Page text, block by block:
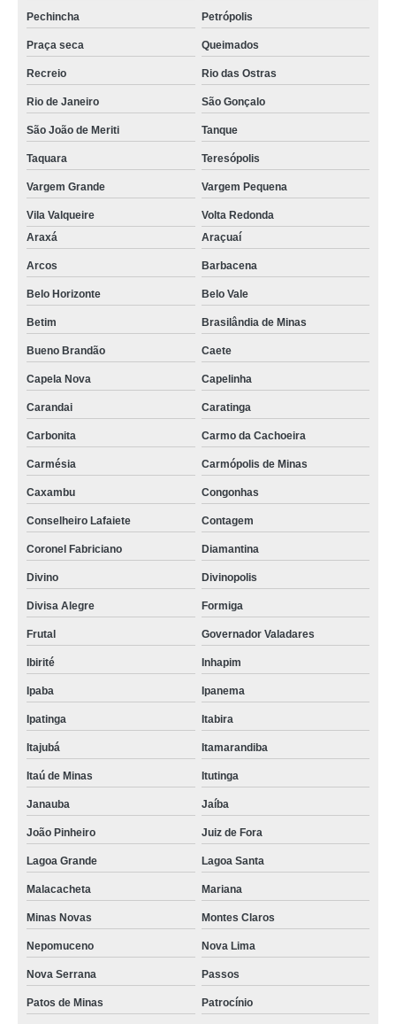
Pechincha Petrópolis
Praça seca Queimados
Recreio Rio das Ostras
Rio de Janeiro São Gonçalo
São João de Meriti Tanque
Taquara Teresópolis
Vargem Grande Vargem Pequena
Vila Valqueire
Volta Redonda
Araxá
Araçuaí
Arcos Barbacena
Belo Horizonte Belo Vale
Betim Brasilândia de Minas
Bueno Brandão Caete
Capela Nova Capelinha
Carandai Caratinga
Carbonita Carmo da Cachoeira
Carmésia Carmópolis de Minas
Caxambu Congonhas
Conselheiro Lafaiete Contagem
Coronel Fabriciano Diamantina
Divino Divinopolis
Divisa Alegre Formiga
Frutal Governador Valadares
Ibirité Inhapim
Ipaba Ipanema
Ipatinga Itabira
Itajubá Itamarandiba
Itaú de Minas Itutinga
Janauba Jaíba
João Pinheiro Juiz de Fora
Lagoa Grande Lagoa Santa
Malacacheta Mariana
Minas Novas Montes Claros
Nepomuceno Nova Lima
Nova Serrana Passos
Patos de Minas Patrocínio